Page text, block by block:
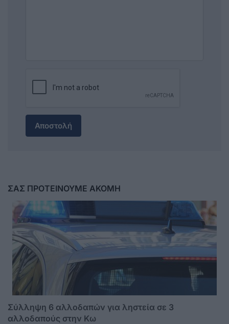
Αποστολή
ΣΑΣ ΠΡΟΤΕΙΝΟΥΜΕ ΑΚΟΜΗ
Σύλληψη 6 αλλοδαπών για ληστεία σε 3
αλλοδαπούς στην Κω